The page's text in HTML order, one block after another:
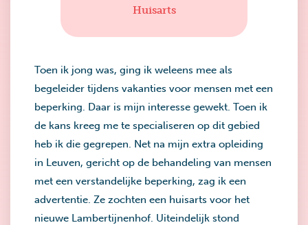
Huisarts
Toen ik jong was, ging ik weleens mee als
begeleider tijdens vakanties voor mensen met een
beperking. Daar is mijn interesse gewekt. Toen ik
de kans kreeg me te specialiseren op dit gebied
heb ik die gegrepen. Net na mijn extra opleiding
in Leuven, gericht op de behandeling van mensen
met een verstandelijke beperking, zag ik een
advertentie. Ze zochten een huisarts voor het
nieuwe Lambertijnenhof. Uiteindelijk stond